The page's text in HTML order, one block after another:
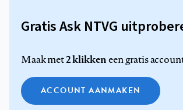
Gratis Ask NTVG
Maak met2 klikkeneen gratis
ACCOUNT AANMAKEN